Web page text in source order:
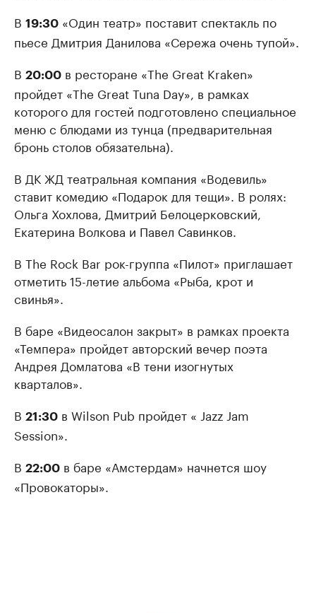
В 19:30 «Один театр» поставит спектакль по
пьесе Дмитрия Данилова «Сережа очень тупой».
В 20:00 в ресторане «The Great Kraken»
пройдет «The Great Tuna Day», в рамках
которого для гостей подготовлено специальное
меню с блюдами из тунца (предварительная
бронь столов обязательна).
В ДК ЖД театральная компания «Водевиль»
ставит комедию «Подарок для тещи». В ролях:
Ольга Хохлова, Дмитрий Белоцерковский,
Екатерина Волкова и Павел Савинков.
В The Rock Bar рок-группа «Пилот» приглашает
отметить 15-летие альбома «Рыба, крот и
свинья».
В баре «Видеосалон закрыт» в рамках проекта
«Темпера» пройдет авторский вечер поэта
Андрея Домлатова «В тени изогнутых
кварталов».
В 21:30 в Wilson Pub пройдет « Jazz Jam
Session».
В 22:00 в баре «Амстердам» начнется шоу
«Провокаторы».